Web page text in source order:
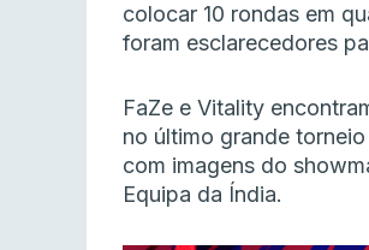
colocar 10 rondas em
foram esclarecedores
FaZe e Vitality
no último grande
com imagens do
Equipa da Índia.